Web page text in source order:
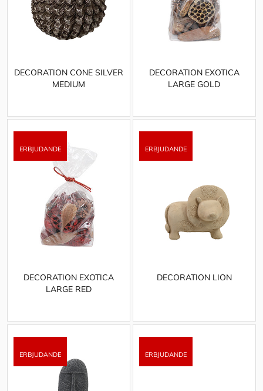
DECORATION CONE SILVER
MEDIUM
DECORATION EXOTICA
LARGE GOLD
DECORATION EXOTICA
LARGE RED
DECORATION LION